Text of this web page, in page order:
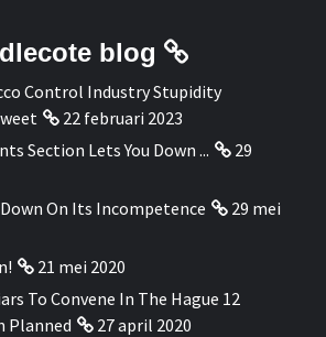
blog
Control Industry Stupidity
22 februari 2023
Section Lets You Down ...
29
On Its Incompetence
29 mei
21 mei 2020
To Convene In The Hague 12
Planned
27 april 2020